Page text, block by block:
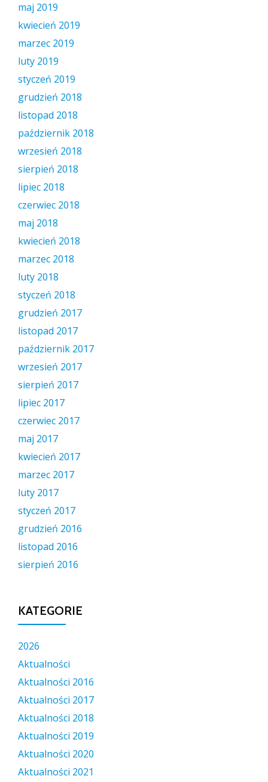
maj 2019
kwiecień 2019
marzec 2019
luty 2019
styczeń 2019
grudzień 2018
listopad 2018
październik 2018
wrzesień 2018
sierpień 2018
lipiec 2018
czerwiec 2018
maj 2018
kwiecień 2018
marzec 2018
luty 2018
styczeń 2018
grudzień 2017
listopad 2017
październik 2017
wrzesień 2017
sierpień 2017
lipiec 2017
czerwiec 2017
maj 2017
kwiecień 2017
marzec 2017
luty 2017
styczeń 2017
grudzień 2016
listopad 2016
sierpień 2016
KATEGORIE
2026
Aktualności
Aktualności 2016
Aktualności 2017
Aktualności 2018
Aktualności 2019
Aktualności 2020
Aktualności 2021